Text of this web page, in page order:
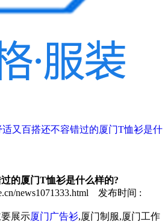
适又百搭还不容错过的厦门T恤衫是什
的厦门T恤衫是什么样的?
news1071333.html 发布时间 :
展示厦门广告衫,厦门制服,厦门工作